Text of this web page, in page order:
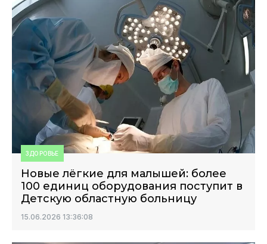
ЗДОРОВЬЕ
Новые лёгкие для малышей: более
100 единиц оборудования поступит в
Детскую областную больницу
15.06.2026 13:36:08